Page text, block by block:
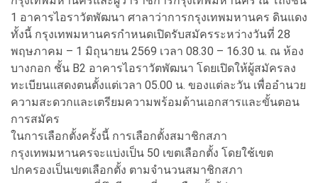
1 อาคารไอราวัตพัฒนา ศาลาว่าการกรุงเทพมหานคร ดินแดง
ทั้งนี้ กรุงเทพมหานครกำหนดเปิดรับสมัครระหว่างวันที่ 28
พฤษภาคม – 1 มิถุนายน 2569 เวลา 08.30 – 16.30 น. ณ ห้อง
บางกอก ชั้น B2 อาคารไอราวัตพัฒนา โดยเปิดให้ผู้สมัครลง
ทะเบียนแสดงตนตั้งแต่เวลา 05.00 น. ของแต่ละวัน เพื่ออำนวย
ความสะดวกและเตรียมความพร้อมด้านเอกสารและขั้นตอน
การสมัคร
ในการเลือกตั้งครั้งนี้ การเลือกตั้งสมาชิกสภา
กรุงเทพมหานครจะแบ่งเป็น 50 เขตเลือกตั้ง โดยใช้เขต
ปกครองเป็นเขตเลือกตั้ง ตามจำนวนสมาชิกสภา